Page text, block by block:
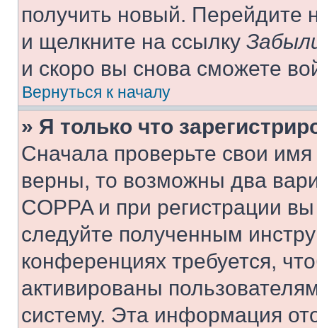
получить новый. Перейдите
и щелкните на ссылку
и скоро вы снова сможете
Вернуться к началу
» Я только что
Сначала проверьте свои
верны, то возможны два
COPPA и при регистрации
следуйте полученным
конференциях требуется,
активированы
систему. Эта информация